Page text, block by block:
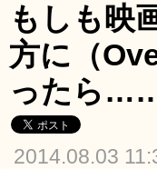
もしも映
方に（
ったら
2014.08.03